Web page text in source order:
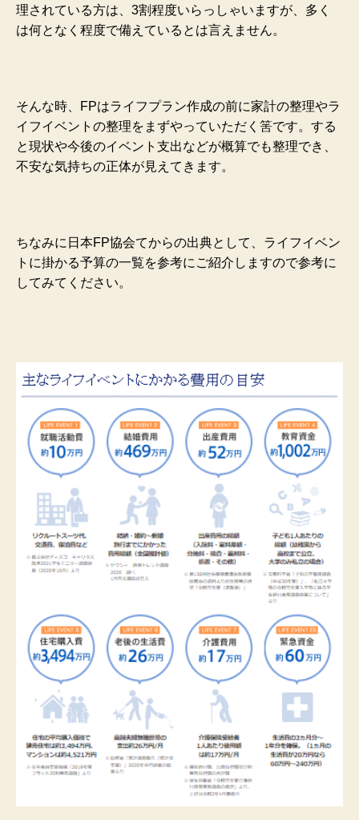
理されている方は、3割程度いらっしゃいますが、多く
は何となく程度で備えているとは言えません。
そんな時、FPはライフプラン作成の前に家計の整理やラ
イフイベントの整理をまずやっていただく筈です。する
と現状や今後のイベント支出などが概算でも整理でき、
不安な気持ちの正体が見えてきます。
ちなみに日本FP協会てからの出典として、ライフイベン
トに掛かる予算の一覧を参考にご紹介しますので参考に
してみてください。